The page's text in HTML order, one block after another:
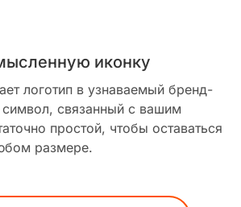
иконку
логотип в узнаваемый бренд-
связанный с вашим
простой, чтобы оставаться
размере.